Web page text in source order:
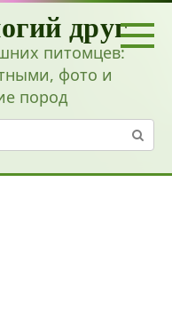
друг
питомцев:
фото и
пород